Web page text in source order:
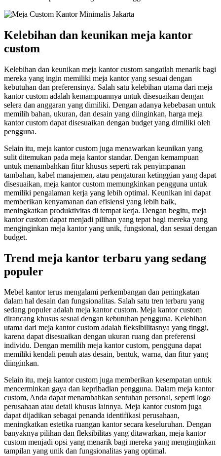
Kelebihan dan keunikan meja kantor
custom
Kelebihan dan keunikan meja kantor custom sangatlah menarik bagi
mereka yang ingin memiliki meja kantor yang sesuai dengan
kebutuhan dan preferensinya. Salah satu kelebihan utama dari meja
kantor custom adalah kemampuannya untuk disesuaikan dengan
selera dan anggaran yang dimiliki. Dengan adanya kebebasan untuk
memilih bahan, ukuran, dan desain yang diinginkan, harga meja
kantor custom dapat disesuaikan dengan budget yang dimiliki oleh
pengguna.
Selain itu, meja kantor custom juga menawarkan keunikan yang
sulit ditemukan pada meja kantor standar. Dengan kemampuan
untuk menambahkan fitur khusus seperti rak penyimpanan
tambahan, kabel manajemen, atau pengaturan ketinggian yang dapat
disesuaikan, meja kantor custom memungkinkan pengguna untuk
memiliki pengalaman kerja yang lebih optimal. Keunikan ini dapat
memberikan kenyamanan dan efisiensi yang lebih baik,
meningkatkan produktivitas di tempat kerja. Dengan begitu, meja
kantor custom dapat menjadi pilihan yang tepat bagi mereka yang
menginginkan meja kantor yang unik, fungsional, dan sesuai dengan
budget.
Trend meja kantor terbaru yang sedang
populer
Mebel kantor terus mengalami perkembangan dan peningkatan
dalam hal desain dan fungsionalitas. Salah satu tren terbaru yang
sedang populer adalah meja kantor custom. Meja kantor custom
dirancang khusus sesuai dengan kebutuhan pengguna. Kelebihan
utama dari meja kantor custom adalah fleksibilitasnya yang tinggi,
karena dapat disesuaikan dengan ukuran ruang dan preferensi
individu. Dengan memilih meja kantor custom, pengguna dapat
memiliki kendali penuh atas desain, bentuk, warna, dan fitur yang
diinginkan.
Selain itu, meja kantor custom juga memberikan kesempatan untuk
mencerminkan gaya dan kepribadian pengguna. Dalam meja kantor
custom, Anda dapat menambahkan sentuhan personal, seperti logo
perusahaan atau detail khusus lainnya. Meja kantor custom juga
dapat dijadikan sebagai penanda identifikasi perusahaan,
meningkatkan estetika ruangan kantor secara keseluruhan. Dengan
banyaknya pilihan dan fleksibilitas yang ditawarkan, meja kantor
custom menjadi opsi yang menarik bagi mereka yang menginginkan
tampilan yang unik dan fungsionalitas yang optimal.